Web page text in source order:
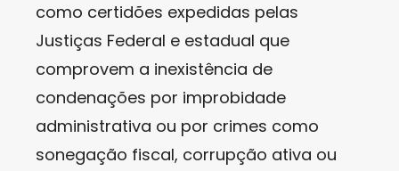
como certidões expedidas pelas
Justiças Federal e estadual que
comprovem a inexistência de
condenações por improbidade
administrativa ou por crimes como
sonegação fiscal, corrupção ativa ou